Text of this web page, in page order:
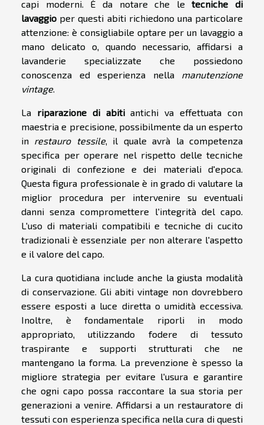
capi moderni. È da notare che letecniche di
lavaggio per questi abiti richiedono una particolare
attenzione: è consigliabile optare per un lavaggio a
mano delicato o, quando necessario, affidarsi a
lavanderie specializzate che possiedono
conoscenza ed esperienza nella manutenzione
vintage.
La riparazione di abitiantichi va effettuata con
maestria e precisione, possibilmente da un esperto
in restauro tessile, il quale avrà la competenza
specifica per operare nel rispetto delle tecniche
originali di confezione e dei materiali d'epoca.
Questa figura professionale è in grado di valutare la
miglior procedura per intervenire su eventuali
danni senza compromettere l'integrità del capo.
L'uso di materiali compatibili e tecniche di cucito
tradizionali è essenziale per non alterare l'aspetto
e il valore del capo.
La cura quotidiana include anche la giusta modalità
di conservazione. Gli abiti vintage non dovrebbero
essere esposti a luce diretta o umidità eccessiva.
Inoltre, è fondamentale riporli in modo
appropriato, utilizzando fodere di tessuto
traspirante e supporti strutturati che ne
mantengano la forma. La prevenzione è spesso la
migliore strategia per evitare l'usura e garantire
che ogni capo possa raccontare la sua storia per
generazioni a venire. Affidarsi a un restauratore di
tessuti con esperienza specifica nella cura di questi